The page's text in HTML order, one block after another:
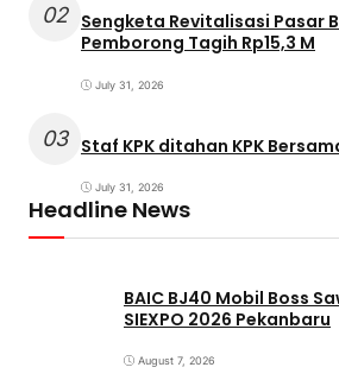
02 Sengketa Revitalisasi Pasar
Pemborong Tagih Rp15,3 M
July 31, 2026
03 Staf KPK ditahan KPK
July 31, 2026
Headline News
BAIC BJ40 Mobil Boss
SIEXPO 2026 Pekanbaru
August 7, 2026